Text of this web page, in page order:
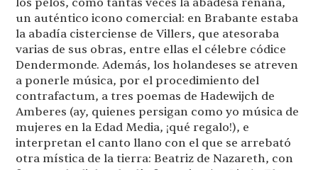
un auténtico icono comercial: en Brabante estaba
la abadía cisterciense de Villers, que atesoraba
varias de sus obras, entre ellas el célebre códice
Dendermonde. Además, los holandeses se atreven
a ponerle música, por el procedimiento del
contrafactum, a tres poemas de Hadewijch de
Amberes (ay, quienes persigan como yo música de
mujeres en la Edad Media, ¡qué regalo!), e
interpretan el canto llano con el que se arrebató
otra mística de la tierra: Beatriz de Nazareth, con